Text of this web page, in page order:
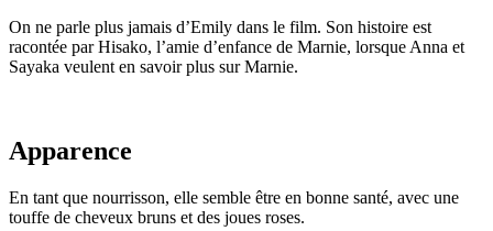
On ne parle plus jamais d’Emily dans le film. Son histoire est
racontée par Hisako, l’amie d’enfance de Marnie, lorsque Anna et
Sayaka veulent en savoir plus sur Marnie.
Apparence
En tant que nourrisson, elle semble être en bonne santé, avec une
touffe de cheveux bruns et des joues roses.